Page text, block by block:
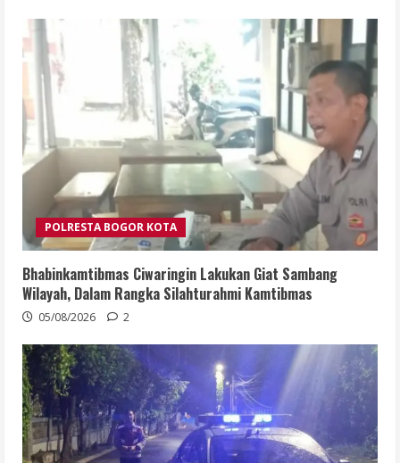
POLRESTA BOGOR KOTA
Bhabinkamtibmas Ciwaringin Lakukan Giat Sambang
Wilayah, Dalam Rangka Silahturahmi Kamtibmas
05/08/2026 2